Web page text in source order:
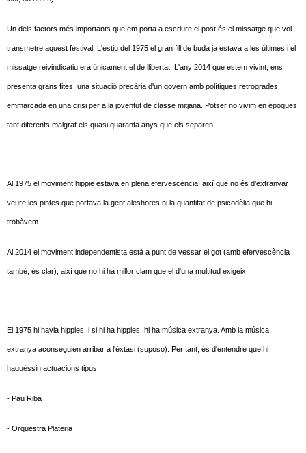
Un dels factors més importants que em porta a escriure el post és el missatge que vol
transmetre aquest festival. L'estiu del 1975 el gran fill de buda ja estava a les últimes i el
missatge reivindicatiu era únicament el de llibertat. L'any 2014 que estem vivint, ens
presenta grans fites, una situació precària d'un govern amb polítiques retrògrades
emmarcada en una crisi per a la joventut de classe mitjana. Potser no vivim en èpoques
tant diferents malgrat els quasi quaranta anys que els separen.
Al 1975 el moviment hippie estava en plena efervescència, així que no és d'extranyar
veure les pintes que portava la gent aleshores ni la quantitat de psicodèlia que hi
trobàvem.
Al 2014 el moviment independentista està a punt de vessar el got (amb efervescència
també, és clar), així que no hi ha millor clam que el d'una multitud exigeix.
El 1975 hi havia hippies, i si hi ha hippies, hi ha música extranya. Amb la música
extranya aconseguien arribar a l'èxtasi (suposo). Per tant, és d'entendre que hi
haguéssin actuacions tipus:
- Pau Riba
- Orquestra Plateria